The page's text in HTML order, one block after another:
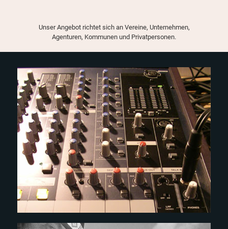
Unser Angebot richtet sich an Vereine, Unternehmen,
Agenturen, Kommunen und Privatpersonen.
CE
PRODUKTION